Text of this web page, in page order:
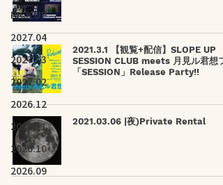
PICK UP
2027.04
2027.03
2027.02
2026.12
2026.11
2026.10
2026.09
2021.3.1 【観覧+配信】SLOPE UP
SESSION CLUB meets 月見ル君想フ
「SESSION」Release Party!!
2021.03.06 |夜)Private Rental